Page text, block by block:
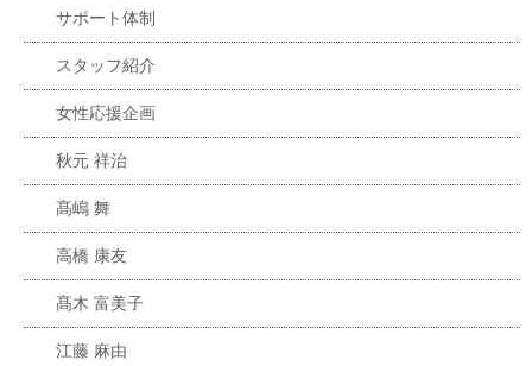
サポート体制
スタッフ紹介
女性応援企画
秋元 祥治
髙嶋 舞
高橋 康友
髙木 富美子
江藤 麻由